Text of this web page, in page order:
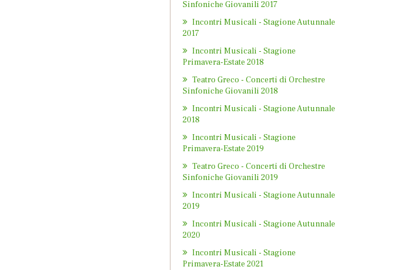
Sinfoniche Giovanili 2017
Incontri Musicali - Stagione Autunnale
2017
Incontri Musicali - Stagione
Primavera-Estate 2018
Teatro Greco - Concerti di Orchestre
Sinfoniche Giovanili 2018
Incontri Musicali - Stagione Autunnale
2018
Incontri Musicali - Stagione
Primavera-Estate 2019
Teatro Greco - Concerti di Orchestre
Sinfoniche Giovanili 2019
Incontri Musicali - Stagione Autunnale
2019
Incontri Musicali - Stagione Autunnale
2020
Incontri Musicali - Stagione
Primavera-Estate 2021